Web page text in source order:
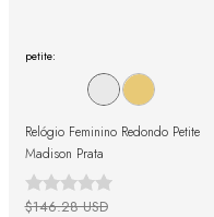
petite:
Relógio Feminino Redondo Petite
Madison Prata
$146.28 USD